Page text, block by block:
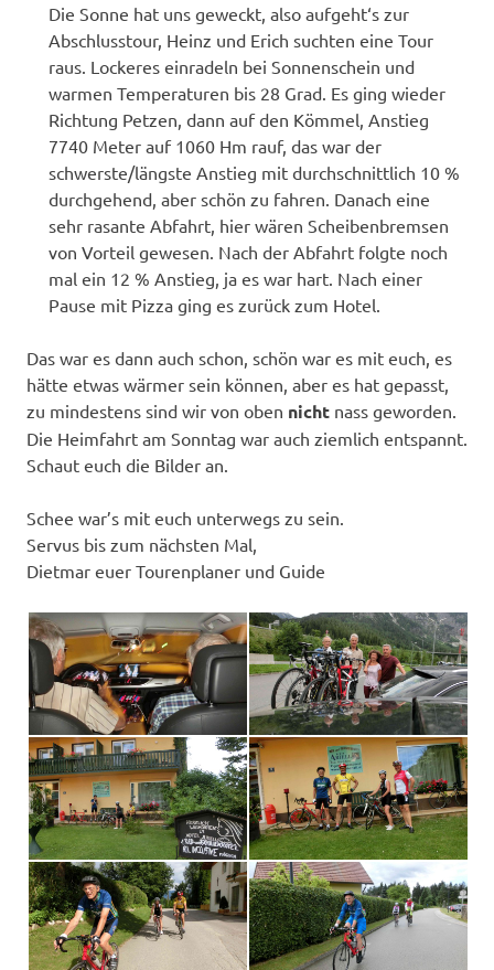
Die Sonne hat uns geweckt, also aufgeht‘s zur
Abschlusstour, Heinz und Erich suchten eine Tour
raus. Lockeres einradeln bei Sonnenschein und
warmen Temperaturen bis 28 Grad. Es ging wieder
Richtung Petzen, dann auf den Kömmel, Anstieg
7740 Meter auf 1060 Hm rauf, das war der
schwerste/längste Anstieg mit durchschnittlich 10 %
durchgehend, aber schön zu fahren. Danach eine
sehr rasante Abfahrt, hier wären Scheibenbremsen
von Vorteil gewesen. Nach der Abfahrt folgte noch
mal ein 12 % Anstieg, ja es war hart. Nach einer
Pause mit Pizza ging es zurück zum Hotel.
Das war es dann auch schon, schön war es mit euch, es
hätte etwas wärmer sein können, aber es hat gepasst,
zu mindestens sind wir von oben nicht nass geworden.
Die Heimfahrt am Sonntag war auch ziemlich entspannt.
Schaut euch die Bilder an.
Schee war’s mit euch unterwegs zu sein.
Servus bis zum nächsten Mal,
Dietmar euer Tourenplaner und Guide